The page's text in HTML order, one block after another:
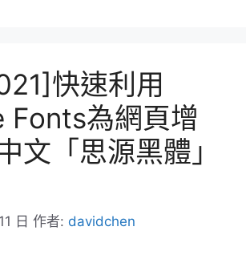
快速利用
Fonts為網頁增
文「思源黑體」
日 作者: davidchen